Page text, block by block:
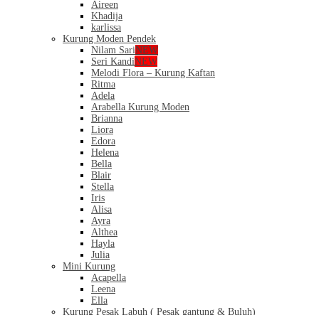
Aireen
Khadija
karlissa
Kurung Moden Pendek
Nilam SariNEW
Seri KandiNEW
Melodi Flora – Kurung Kaftan
Ritma
Adela
Arabella Kurung Moden
Brianna
Liora
Edora
Helena
Bella
Blair
Stella
Iris
Alisa
Ayra
Althea
Hayla
Julia
Mini Kurung
Acapella
Leena
Ella
Kurung Pesak Labuh ( Pesak gantung & Buluh)